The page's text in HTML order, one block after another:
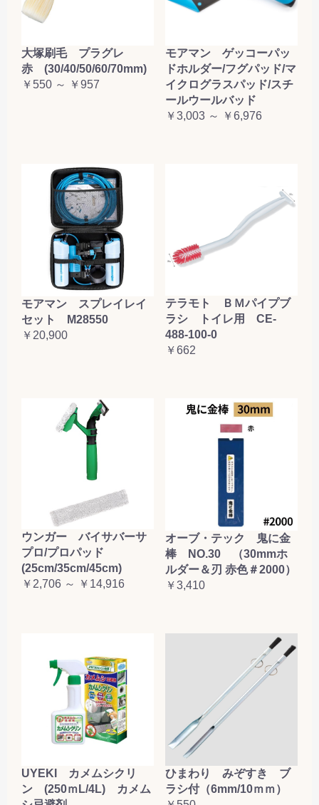
大塚刷毛 プラグレ
赤 (30/40/50/60/70mm)
￥550 ～ ￥957
モアマン ゲッコーパッ
ドホルダー/フグパッド/マ
イクログラスパッド/スチ
ールウールバッド
￥3,003 ～ ￥6,976
モアマン スプレイレイ
セット M28550
￥20,900
テラモト ＢＭパイプブ
ラシ トイレ用 CE-
488-100-0
￥662
ウンガー バイサバーサ
プロ/プロパッド
(25cm/35cm/45cm)
￥2,706 ～ ￥14,916
オーブ・テック 鬼に金
棒 NO.30 （30mmホ
ルダー＆刃 赤色＃2000）
￥3,410
UYEKI カメムシクリ
ン (250ｍL/4L) カメム
ひまわり みぞすき ブ
ラシ付（6mm/10ｍｍ）